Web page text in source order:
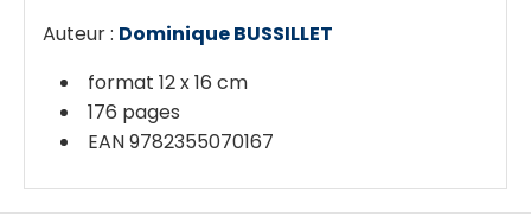
Auteur : Dominique BUSSILLET
format 12 x 16 cm
176 pages
EAN 9782355070167